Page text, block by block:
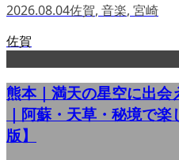
2026.08.04佐賀, 音楽, 宮崎
佐賀
熊本｜満天の星空に出
｜阿蘇・天草・秘境で
版】